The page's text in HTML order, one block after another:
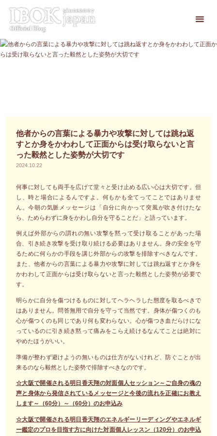
ツ
へ
他者からの言葉による暴力や攻撃に対しては跳ね返
すとか身をかわわして正面からは受け取らないと言
った毅然とした姿勢が大切です
2024.10.22
何事に対しても両手を広げて堂々と受け止める広い心は大切です。但
し、時と場合によるんですよ。何もかも全てってことではありませ
ん。今朝の気脈メッセージは「自分に向かって突風が吹き付けたな
ら、ためらわずに身をかわし自分を守ることだ」と語っています。
例えば外部からの謂れの無い攻撃を黙って受け取ることがあった場
合、引き続き攻撃を受け取り続ける必要はありません。身の安全を守
るために何らかの手段を講じ外部からの攻撃を排除すべきなんです。
また、他者からの言葉による暴力や攻撃に対しては跳ね返すとか身を
かわわして正面からは受け取らないと言った毅然とした姿勢が必要で
す。
明らかに自分を傷つけるものに対してヘラヘラした態度を取るべきで
はありません。問答無用で自分を守って当然です。身体が傷つくのも
心が傷つくのも同じであり何も変わらない。心が傷つき血だらけにな
っているのに引き続き黙って痛みをこらえ続けるなんてことは絶対に
やめたほうがいい。
準備が整わず避けようの無いものは仕方がないけれど、防ぐことが出
来るのなら毅然とした姿勢で排除すべきなのです。
☆大阪で開催される明日香天翔の対面個人セッション～ご自身の魂の
声と身体から発信されているメッセージと今後の流れを正確にお教え
します～（60分）～（60分）のお申込み
☆大阪で開催される明日香天翔のエネルギーリーディングやエネルギ
ー鑑定のプロを目指す方に向けた対面個人レッスン（120分）のお申込